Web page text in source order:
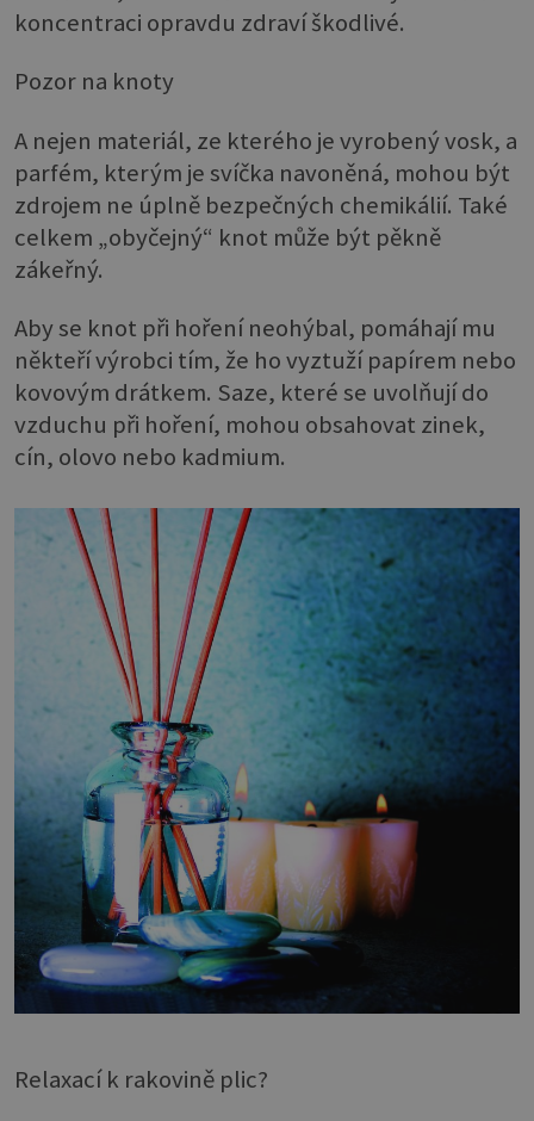
koncentraci opravdu zdraví škodlivé.
Pozor na knoty
A nejen materiál, ze kterého je vyrobený vosk, a
parfém, kterým je svíčka navoněná, mohou být
zdrojem ne úplně bezpečných chemikálií. Také
celkem „obyčejný“ knot může být pěkně
zákeřný.
Aby se knot při hoření neohýbal, pomáhají mu
někteří výrobci tím, že ho vyztuží papírem nebo
kovovým drátkem. Saze, které se uvolňují do
vzduchu při hoření, mohou obsahovat zinek,
cín, olovo nebo kadmium.
Relaxací k rakovině plic?